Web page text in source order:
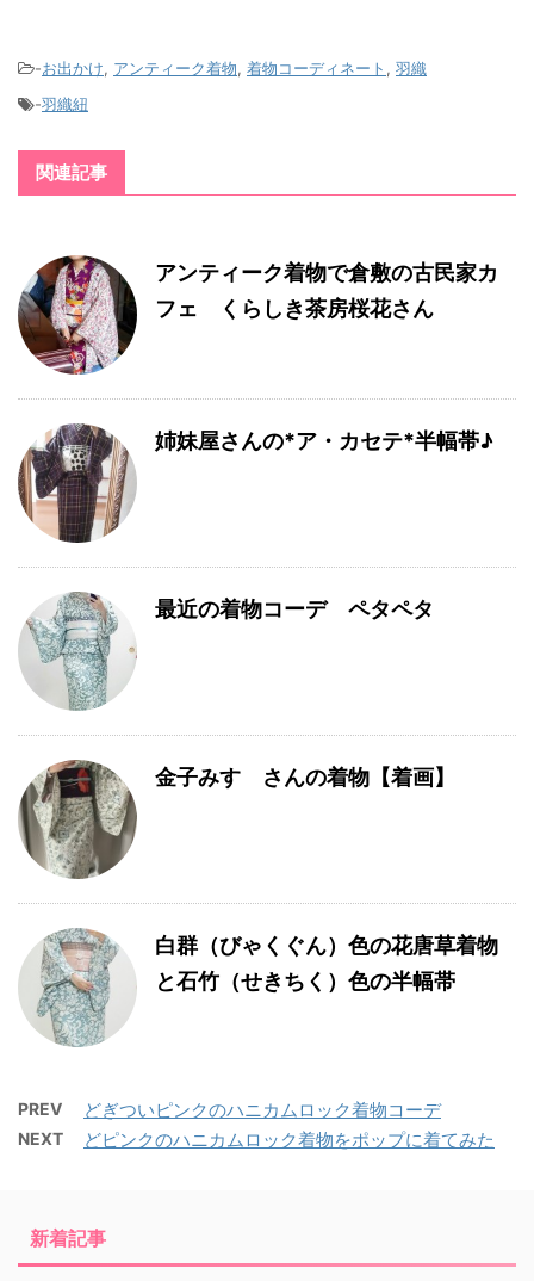
-お出かけ, アンティーク着物, 着物コーディネート , 羽織
-羽織紐
関連記事
アンティーク着物で倉敷の古民家カ
フェ くらしき茶房桜花さん
姉妹屋さんの*ア・カセテ*半幅帯♪
最近の着物コーデ ペタペタ
金子みすゞさんの着物【着画】
白群（びゃくぐん）色の花唐草着物
と石竹（せきちく）色の半幅帯
PREV どぎついピンクのハニカムロック着物コーデ
NEXT どピンクのハニカムロック着物をポップに着てみた
新着記事